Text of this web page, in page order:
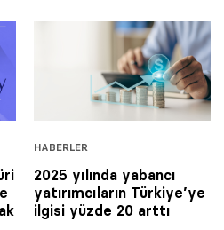
HABERLER
2025 yılında yabancı
yatırımcıların Türkiye’ye
ilgisi yüzde 20 arttı